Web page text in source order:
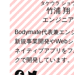
タケウラ ショ
竹浦 翔
エンジニア
Bodymate代表兼エン
新規事業開発やWeb
ネイティブアプリを
クで開発しています。